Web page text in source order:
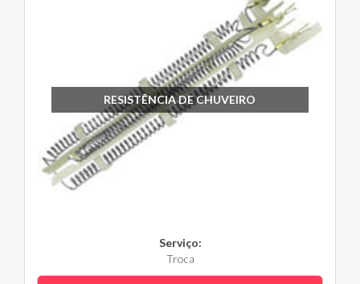
RESISTÊNCIA DE CHUVEIRO
Serviço:
Troca